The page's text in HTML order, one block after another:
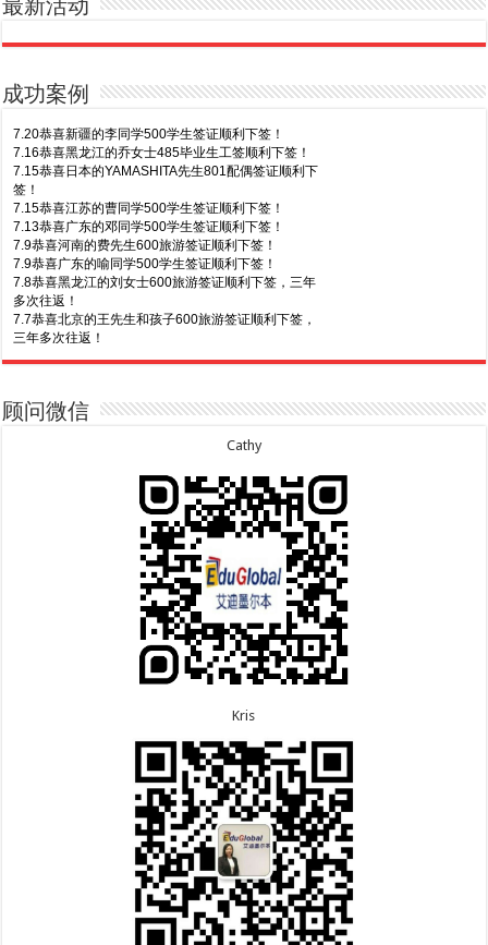
最新活动
成功案例
7.29恭喜日本的Motegi女士485工作签证顺利下签！
7.28恭喜山东的李先生189技术移民签证顺利下签！
7.24恭喜辽宁的蔡同学500学生签证顺利下签！
7.22恭喜安徽的吴先生190技术移民签证顺利下签！
7.22恭喜尼泊尔的Shrestha先生491州担保签证顺利
7.20恭喜新疆的李同学500学生签证顺利下签！
7.16恭喜黑龙江的乔女士485毕业生工签顺利下签！
7.15恭喜日本的YAMASHITA先生801配偶签证顺利下
签！
7.15恭喜江苏的曹同学500学生签证顺利下签！
7.13恭喜广东的邓同学500学生签证顺利下签！
7.9恭喜河南的费先生600旅游签证顺利下签！
7.9恭喜广东的喻同学500学生签证顺利下签！
7.8恭喜黑龙江的刘女士600旅游签证顺利下签，三年
多次往返！
7.7恭喜北京的王先生和孩子600旅游签证顺利下签，
三年多次往返！
of Science offer!
7.1恭喜辽宁的穆先生600旅游签证顺利下签，一年多
次往返！
6.30恭喜马来西亚的YAP先生夫妇482签证顺利下
6.30恭喜新疆的赵女士155居住返回签证顺利下签！
6.30恭喜江苏的万女士夫妇870签证顺利下签！
6.24恭喜河北的张同学500学生签证顺利下签！
6.24恭喜山东的胡女士600旅游签证顺利下签，三年
顾问微信
Cathy
Kris